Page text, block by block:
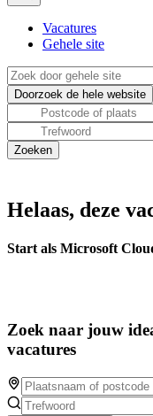
Vacatures
Gehele site
Helaas, deze
Start als Microsoft
Zoek naar jouw
vacatures